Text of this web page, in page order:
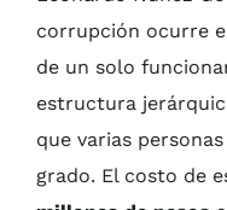
corrupción ocurre
de un solo
estructura
que varias
grado. El costo de